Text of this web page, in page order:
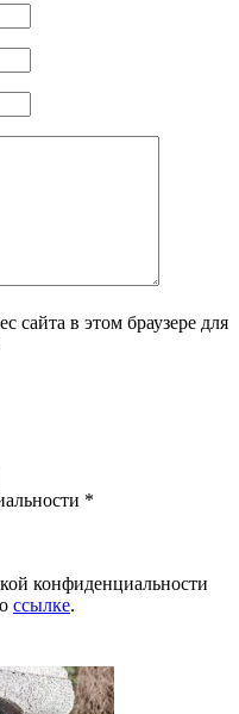
сайта в этом браузере для
*
конфиденциальности
ссылке.